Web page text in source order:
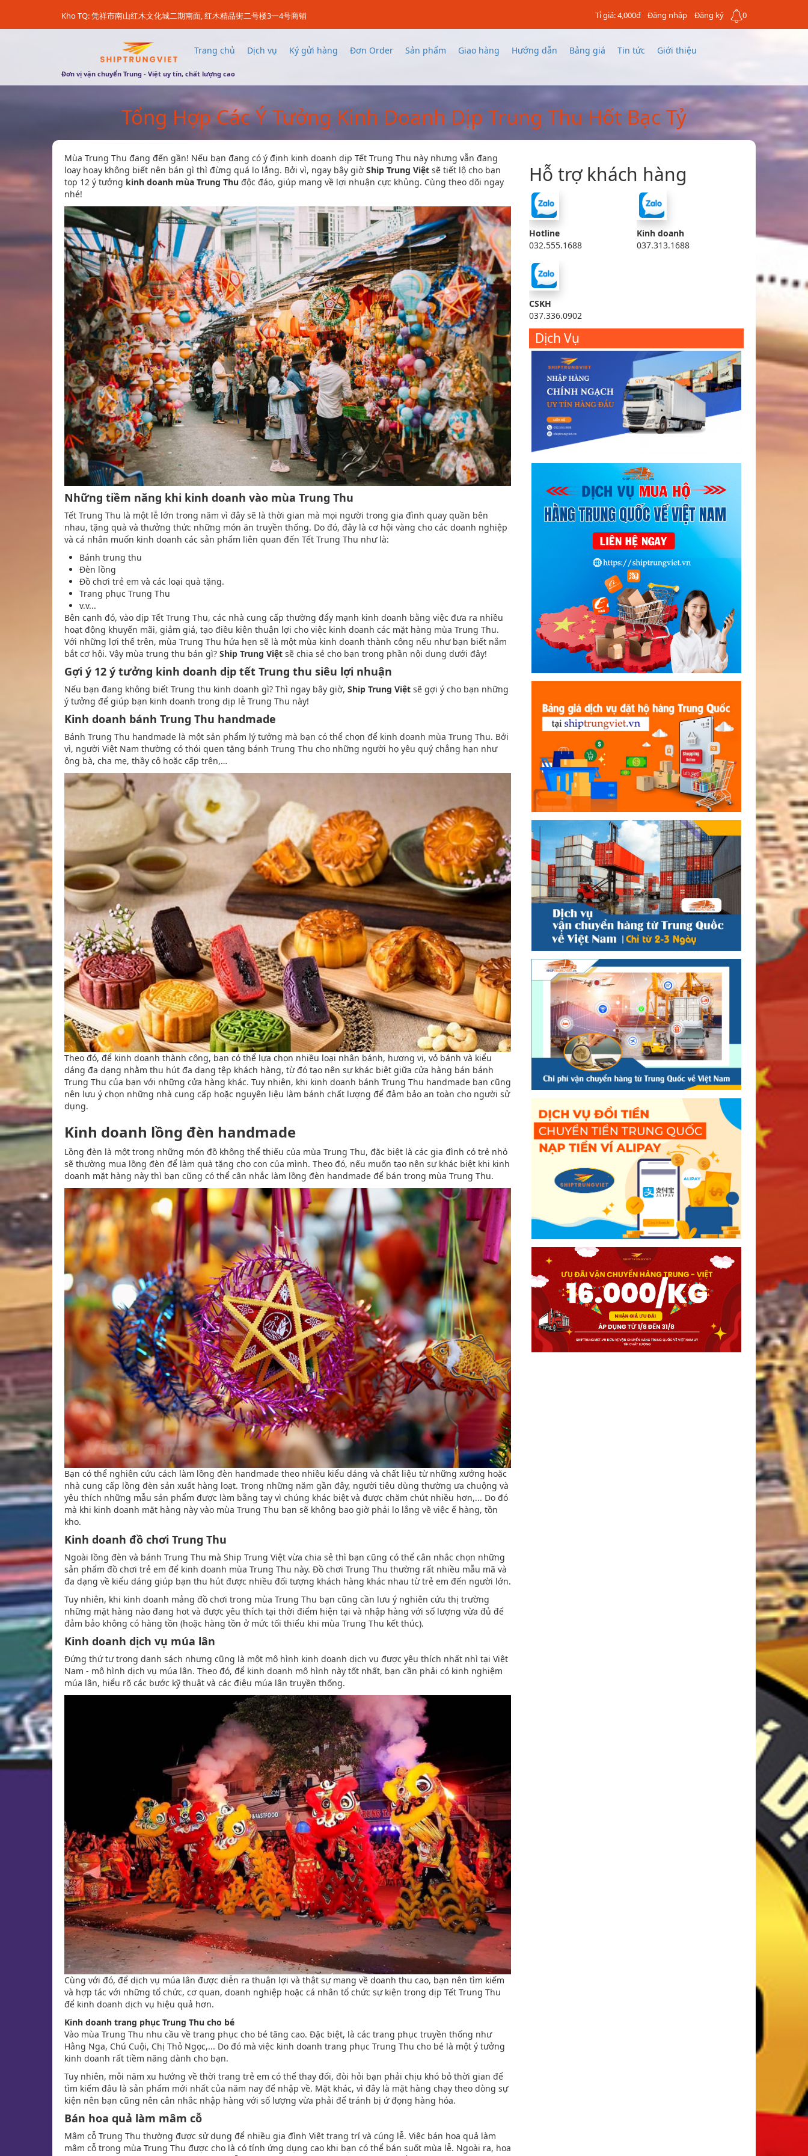
Kho TQ: 凭祥市南山红木文化城二期南面, 红木精品街二号楼3一4号商铺 Tỉ giá: 4,000đ Đăng nhập Đăng ký 0
Trang chủ Dịch vụ Ký gửi hàng Đơn Order Sản phẩm Giao hàng Hướng dẫn Bảng giá Tin tức Giới thiệu
Đơn vị vận chuyển Trung - Việt uy tín, chất lượng cao
Tổng Hợp Các Ý Tưởng Kinh Doanh Dịp Trung Thu Hốt Bạc Tỷ
Mùa Trung Thu đang đến gần! Nếu bạn đang có ý định kinh doanh dịp Tết Trung Thu này nhưng vẫn đang
loay hoay không biết nên bán gì thì đừng quá lo lắng. Bởi vì, ngay bây giờ Ship Trung Việt sẽ tiết lộ cho bạn
top 12 ý tưởng kinh doanh mùa Trung Thu độc đáo, giúp mang về lợi nhuận cực khủng. Cùng theo dõi ngay
nhé!
Những tiềm năng khi kinh doanh vào mùa Trung Thu
Tết Trung Thu là một lễ lớn trong năm vì đây sẽ là thời gian mà mọi người trong gia đình quay quần bên
nhau, tặng quà và thưởng thức những món ăn truyền thống. Do đó, đây là cơ hội vàng cho các doanh nghiệp
và cá nhân muốn kinh doanh các sản phẩm liên quan đến Tết Trung Thu như là:
Bánh trung thu
Đèn lồng
Đồ chơi trẻ em và các loại quà tặng.
Trang phục Trung Thu
v.v...
Bên cạnh đó, vào dịp Tết Trung Thu, các nhà cung cấp thường đẩy mạnh kinh doanh bằng việc đưa ra nhiều
hoạt động khuyến mãi, giảm giá, tạo điều kiện thuận lợi cho việc kinh doanh các mặt hàng mùa Trung Thu.
Với những lợi thế trên, mùa Trung Thu hứa hẹn sẽ là một mùa kinh doanh thành công nếu như bạn biết nắm
bắt cơ hội. Vậy mùa trung thu bán gì? Ship Trung Việt sẽ chia sẻ cho bạn trong phần nội dung dưới đây!
Gợi ý 12 ý tưởng kinh doanh dịp tết Trung thu siêu lợi nhuận
Nếu bạn đang không biết Trung thu kinh doanh gì? Thì ngay bây giờ, Ship Trung Việt sẽ gợi ý cho bạn những
ý tưởng để giúp bạn kinh doanh trong dịp lễ Trung Thu này!
Kinh doanh bánh Trung Thu handmade
Bánh Trung Thu handmade là một sản phẩm lý tưởng mà bạn có thể chọn để kinh doanh mùa Trung Thu. Bởi
vì, người Việt Nam thường có thói quen tặng bánh Trung Thu cho những người họ yêu quý chẳng hạn như
ông bà, cha mẹ, thầy cô hoặc cấp trên,…
Theo đó, để kinh doanh thành công, bạn có thể lựa chọn nhiều loại nhân bánh, hương vị, vỏ bánh và kiểu
dáng đa dạng nhằm thu hút đa dạng tệp khách hàng, từ đó tạo nên sự khác biệt giữa cửa hàng bán bánh
Trung Thu của bạn với những cửa hàng khác. Tuy nhiên, khi kinh doanh bánh Trung Thu handmade bạn cũng
nên lưu ý chọn những nhà cung cấp hoặc nguyên liệu làm bánh chất lượng để đảm bảo an toàn cho người sử
dụng.
Kinh doanh lồng đèn handmade
Lồng đèn là một trong những món đồ không thể thiếu của mùa Trung Thu, đặc biệt là các gia đình có trẻ nhỏ
sẽ thường mua lồng đèn để làm quà tặng cho con của mình. Theo đó, nếu muốn tạo nên sự khác biệt khi kinh
doanh mặt hàng này thì bạn cũng có thể cân nhắc làm lồng đèn handmade để bán trong mùa Trung Thu.
Bạn có thể nghiên cứu cách làm lồng đèn handmade theo nhiều kiểu dáng và chất liệu từ những xưởng hoặc
nhà cung cấp lồng đèn sản xuất hàng loạt. Trong những năm gần đây, người tiêu dùng thường ưa chuộng và
yêu thích những mẫu sản phẩm được làm bằng tay vì chúng khác biệt và được chăm chút nhiều hơn,... Do đó
mà khi kinh doanh mặt hàng này vào mùa Trung Thu bạn sẽ không bao giờ phải lo lắng về việc ế hàng, tồn
kho.
Kinh doanh đồ chơi Trung Thu
Ngoài lồng đèn và bánh Trung Thu mà Ship Trung Việt vừa chia sẻ thì bạn cũng có thể cân nhắc chọn những
sản phẩm đồ chơi trẻ em để kinh doanh mùa Trung Thu này. Đồ chơi Trung Thu thường rất nhiều mẫu mã và
đa dạng về kiểu dáng giúp bạn thu hút được nhiều đối tượng khách hàng khác nhau từ trẻ em đến người lớn.
Tuy nhiên, khi kinh doanh mảng đồ chơi trong mùa Trung Thu bạn cũng cần lưu ý nghiên cứu thị trường
những mặt hàng nào đang hot và được yêu thích tại thời điểm hiện tại và nhập hàng với số lượng vừa đủ để
đảm bảo không có hàng tồn (hoặc hàng tồn ở mức tối thiểu khi mùa Trung Thu kết thúc).
Kinh doanh dịch vụ múa lân
Đứng thứ tư trong danh sách nhưng cũng là một mô hình kinh doanh dịch vụ được yêu thích nhất nhì tại Việt
Nam - mô hình dịch vụ múa lân. Theo đó, để kinh doanh mô hình này tốt nhất, bạn cần phải có kinh nghiệm
múa lân, hiểu rõ các bước kỹ thuật và các điệu múa lân truyền thống.
Cùng với đó, để dịch vụ múa lân được diễn ra thuận lợi và thật sự mang về doanh thu cao, bạn nên tìm kiếm
và hợp tác với những tổ chức, cơ quan, doanh nghiệp hoặc cá nhân tổ chức sự kiện trong dịp Tết Trung Thu
để kinh doanh dịch vụ hiệu quả hơn.
Kinh doanh trang phục Trung Thu cho bé
Vào mùa Trung Thu nhu cầu về trang phục cho bé tăng cao. Đặc biệt, là các trang phục truyền thống như
Hằng Nga, Chú Cuội, Chị Thỏ Ngọc,... Do đó mà việc kinh doanh trang phục Trung Thu cho bé là một ý tưởng
kinh doanh rất tiềm năng dành cho bạn.
Tuy nhiên, mỗi năm xu hướng về thời trang trẻ em có thể thay đổi, đòi hỏi bạn phải chịu khó bỏ thời gian để
tìm kiếm đâu là sản phẩm mới nhất của năm nay để nhập về. Mặt khác, vì đây là mặt hàng chạy theo dòng sự
kiện nên bạn cũng nên cân nhắc nhập hàng với số lượng vừa phải để tránh bị ứ đọng hàng hóa.
Bán hoa quả làm mâm cỗ
Mâm cỗ Trung Thu thường được sử dụng để nhiều gia đình Việt trang trí và cúng lễ. Việc bán hoa quả làm
mâm cỗ trong mùa Trung Thu được cho là có tính ứng dụng cao khi bạn có thể bán suốt mùa lễ. Ngoài ra, hoa
Hỗ trợ khách hàng
Hotline
032.555.1688
Kinh doanh
037.313.1688
CSKH
037.336.0902
Dịch Vụ